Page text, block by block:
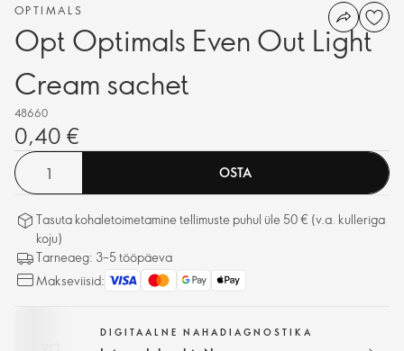
OPTIMALS
Opt Optimals Even Out Light
Cream sachet
48660
0,40 €
OSTA
Tasuta kohaletoimetamine tellimuste puhul üle 50 € (v.a. kulleriga
koju)
Tarneaeg: 3–5 tööpäeva
Makseviisid:
DIGITAALNE NAHADIAGNOSTIKA